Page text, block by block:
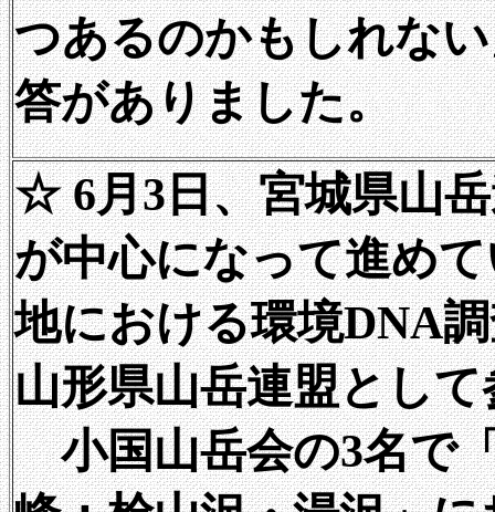
つあるのかもしれな
答がありました。
☆ 6月3日、宮城県山
が中心になって進め
地における環境DNA
山形県山岳連盟として
小国山岳会の3名で